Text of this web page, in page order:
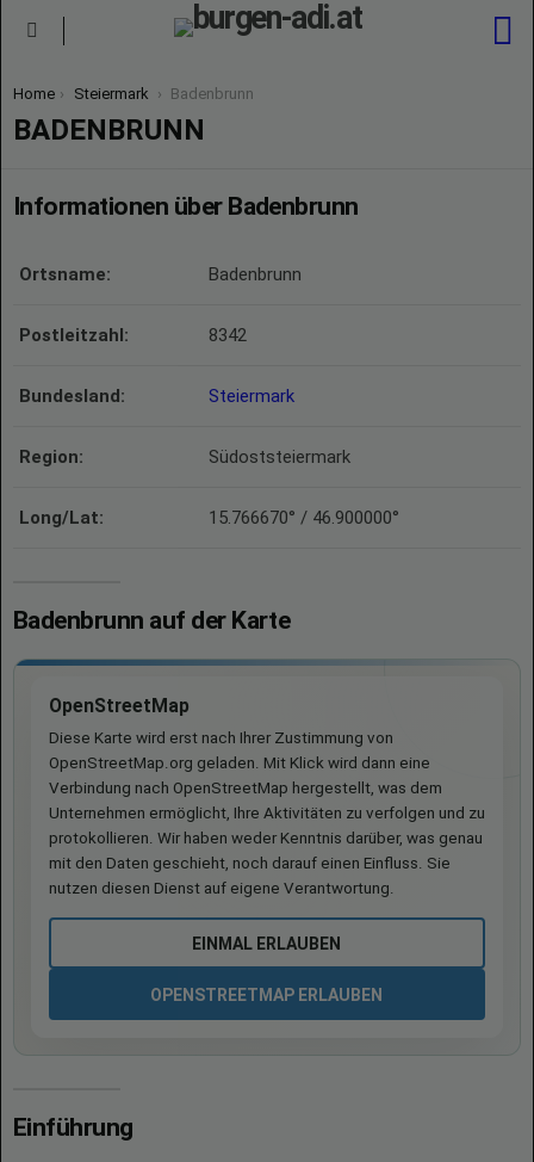
You are here:
Home Steiermark Badenbrunn
BADENBRUNN
Informationen über Badenbrunn
Ortsname: Badenbrunn
Postleitzahl: 8342
Bundesland: Steiermark
Region: Südoststeiermark
Long/Lat: 15.766670° / 46.900000°
Badenbrunn auf der Karte
OpenStreetMap
Diese Karte wird erst nach Ihrer Zustimmung von
OpenStreetMap.org geladen. Mit Klick wird dann eine
Verbindung nach OpenStreetMap hergestellt, was dem
Unternehmen ermöglicht, Ihre Aktivitäten zu verfolgen und zu
protokollieren. Wir haben weder Kenntnis darüber, was genau
mit den Daten geschieht, noch darauf einen Einfluss. Sie
nutzen diesen Dienst auf eigene Verantwortung.
EINMAL ERLAUBEN
OPENSTREETMAP ERLAUBEN
Einführung